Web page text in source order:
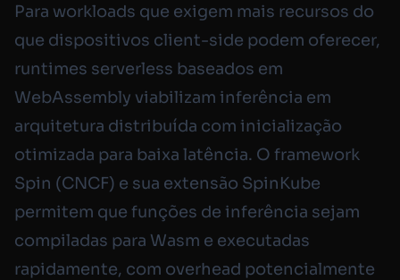
Para workloads que exigem mais recursos do
que dispositivos client-side podem oferecer,
runtimes serverless baseados em
WebAssembly viabilizam inferência em
arquitetura distribuída com inicialização
otimizada para baixa latência. O framework
Spin (CNCF) e sua extensão SpinKube
permitem que funções de inferência sejam
compiladas para Wasm e executadas
rapidamente, com overhead potencialmente